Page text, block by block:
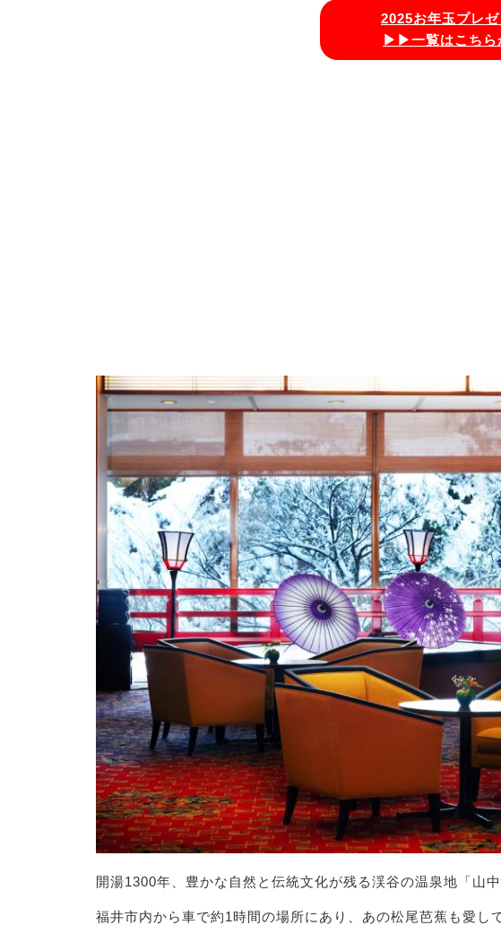
2025お年玉プレゼ
▶▶一覧はこちら
開湯1300年、豊かな自然と伝統文化が残る渓谷の温泉地「山中
福井市内から車で約1時間の場所にあり、あの松尾芭蕉も愛